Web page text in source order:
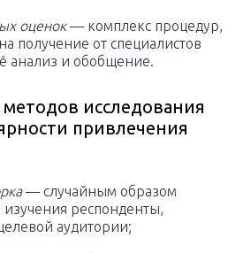
оценок— комплекс процедур,
получение от специалистов
анализ и обобщение.
исследования
привлечения
— случайным образом
респонденты,
аудитории;